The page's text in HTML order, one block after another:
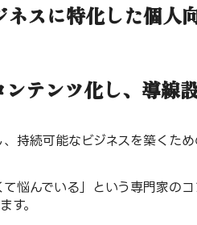
に特化した個人
テンツ化し、導線
持続可能なビジネスを築くた
悩んでいる」という専門家
す。